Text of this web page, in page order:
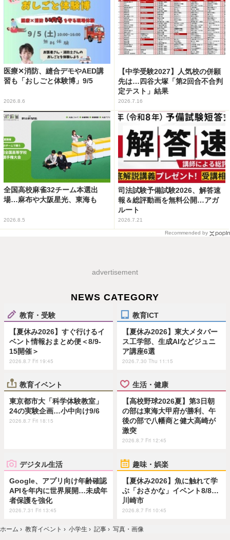
医療✕消防、縫合デモやAED講
習も「おしごと体験博」9/5
2026.8.6
【中学受験2027】人気校の併願
先は…四谷大塚「第2回合不合判
定テスト」結果
2026.7.16
全国高校麻雀32チーム本選出
場…麻布や大阪星光、東海も
2026.8.5
司法試験予備試験2026、解答速
報＆総評動画を無料公開…アガ
ルート
2026.7.21
Recommended by
advertisement
NEWS CATEGORY
教育・受験
【夏休み2026】すぐ行けるイ
ベント情報おまとめ便＜8/9-
15開催＞
2026.8.7 Fri 19:45
教育ICT
【夏休み2026】東大メタバー
ス工学部、生成AIなどジュニ
ア講座6選
2026.7.30 Thu 11:15
教育イベント
東京都市大「科学体験教室」
24の実験企画…小中向け9/6
2026.8.7 Fri 18:15
生活・健康
【高校野球2026夏】第3日朝
の部は東海大甲府が勝利、午
後の部で八幡商と健大高崎が
激突
2026.8.7 Fri 12:45
デジタル生活
Google、アプリ向け年齢確認
APIを年内に世界展開…未成年
者保護を強化
2026.7.31 Fri 13:45
趣味・娯楽
【夏休み2026】魚に触れて学
ぶ「おさかな」イベント8/8…
川崎市
2026.8.7 Fri 10:45
ホーム › 教育イベント › 小学生 › 記事 › 写真・画像